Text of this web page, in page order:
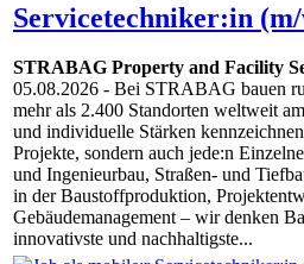
Servicetechniker:in
STRABAG Property and Facility
05.08.2026 - Bei STRABAG bauen
mehr als 2.400 Standorten weltweit
und individuelle Stärken
Projekte, sondern auch jede:n
und Ingenieurbau, Straßen- und
in der Baustoffproduktion,
Gebäudemanagement – wir denken
innovativste und nachhaltigste...